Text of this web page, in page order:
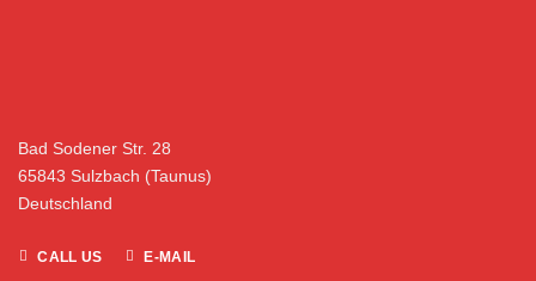
Bad Sodener Str. 28
65843 Sulzbach (Taunus)
Deutschland
CALL US E-MAIL